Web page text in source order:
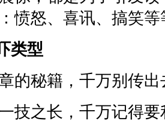
愤怒、喜讯、搞笑等
型
秘籍，千万别传出
之长，千万记得要